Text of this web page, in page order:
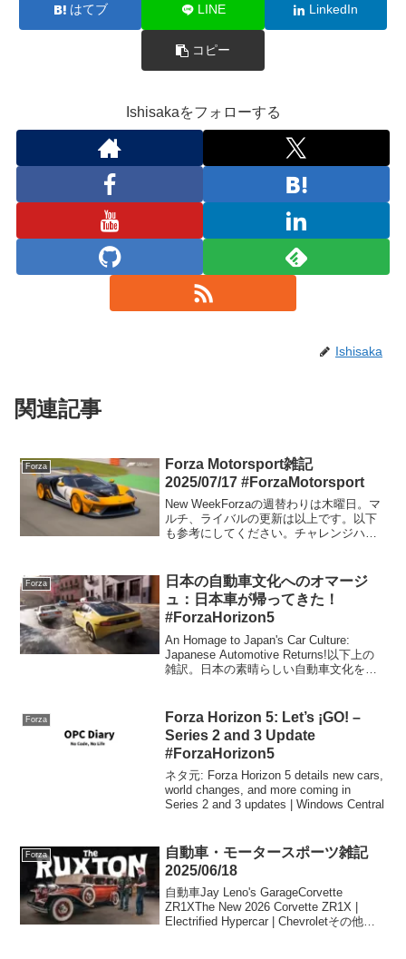
はてブ LINE LinkedIn
コピー
Ishisakaをフォローする
Ishisaka
関連記事
Forza
Forza Motorsport雑記
2025/07/17 #ForzaMotorsport
New WeekForzaの週替わりは木曜日。マ
ルチ、ライバルの更新は以上です。以下
も参考にしてください。チャレンジハブ
Forza
日本の自動車文化へのオマージ
ュ：日本車が帰ってきた！
#ForzaHorizon5
An Homage to Japan's Car Culture:
Japanese Automotive Returns!以下上の
雑訳。日本の素晴らしい自動車文化を特
Forza
Forza Horizon 5: Let’s ¡GO! –
Series 2 and 3 Update
#ForzaHorizon5
ネタ元: Forza Horizon 5 details new cars,
world changes, and more coming in
Series 2 and 3 updates | Windows Central
Forza
自動車・モータースポーツ雑記
2025/06/18
自動車Jay Leno's GarageCorvette
ZR1XThe New 2026 Corvette ZR1X |
Electrified Hypercar | Chevroletその他ホ